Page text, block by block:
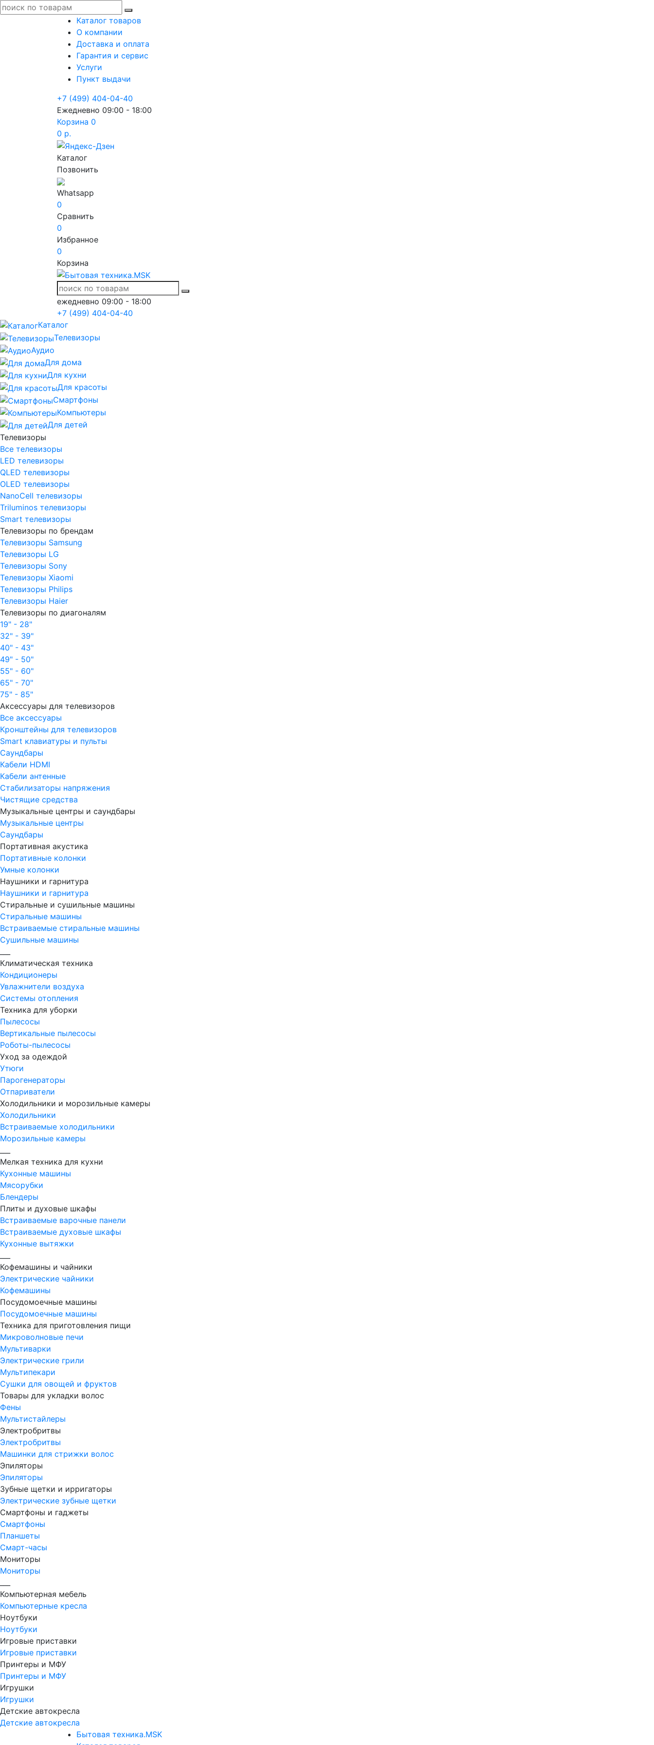
Каталог товаров
О компании
Доставка и оплата
Гарантия и сервис
Услуги
Пункт выдачи
+7 (499) 404-04-40
Ежедневно 09:00 - 18:00
Корзина 0
0 р.
Каталог
Позвонить
Whatsapp
0
Сравнить
0
Избранное
0
Корзина
ежедневно 09:00 - 18:00
+7 (499) 404-04-40
Каталог
Телевизоры
Аудио
Для дома
Для кухни
Для красоты
Смартфоны
Компьютеры
Для детей
Телевизоры
Все телевизоры
LED телевизоры
QLED телевизоры
OLED телевизоры
NanoCell телевизоры
Triluminos телевизоры
Smart телевизоры
Телевизоры по брендам
Телевизоры Samsung
Телевизоры LG
Телевизоры Sony
Телевизоры Xiaomi
Телевизоры Philips
Телевизоры Haier
Телевизоры по диагоналям
19" - 28"
32" - 39"
40" - 43"
49" - 50"
55" - 60"
65" - 70"
75" - 85"
Аксессуары для телевизоров
Все аксессуары
Кронштейны для телевизоров
Smart клавиатуры и пульты
Саундбары
Кабели HDMI
Кабели антенные
Стабилизаторы напряжения
Чистящие средства
Музыкальные центры и саундбары
Музыкальные центры
Саундбары
Портативная акустика
Портативные колонки
Умные колонки
Наушники и гарнитура
Наушники и гарнитура
Стиральные и сушильные машины
Стиральные машины
Встраиваемые стиральные машины
Сушильные машины
Климатическая техника
Кондиционеры
Увлажнители воздуха
Системы отопления
Техника для уборки
Пылесосы
Вертикальные пылесосы
Роботы-пылесосы
Уход за одеждой
Утюги
Парогенераторы
Отпариватели
Холодильники и морозильные камеры
Холодильники
Встраиваемые холодильники
Морозильные камеры
Мелкая техника для кухни
Кухонные машины
Мясорубки
Блендеры
Плиты и духовые шкафы
Встраиваемые варочные панели
Встраиваемые духовые шкафы
Кухонные вытяжки
Кофемашины и чайники
Электрические чайники
Кофемашины
Посудомоечные машины
Посудомоечные машины
Техника для приготовления пищи
Микроволновые печи
Мультиварки
Электрические грили
Мультипекари
Сушки для овощей и фруктов
Товары для укладки волос
Фены
Мультистайлеры
Электробритвы
Электробритвы
Машинки для стрижки волос
Эпиляторы
Эпиляторы
Зубные щетки и ирригаторы
Электрические зубные щетки
Смартфоны и гаджеты
Смартфоны
Планшеты
Смарт-часы
Мониторы
Мониторы
Компьютерная мебель
Компьютерные кресла
Ноутбуки
Ноутбуки
Игровые приставки
Игровые приставки
Принтеры и МФУ
Принтеры и МФУ
Игрушки
Игрушки
Детские автокресла
Детские автокресла
Бытовая техника.MSK